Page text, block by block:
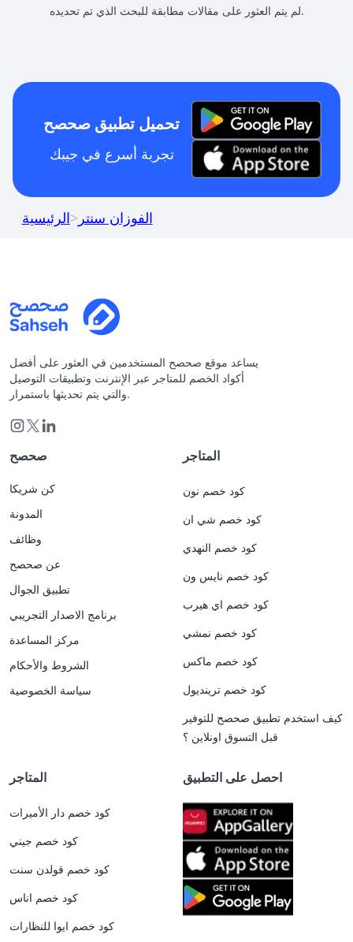
لم يتم العثور على مقالات مطابقة للبحث الذي تم تحديده.
تحميل تطبيق صحصح
تجربة أسرع في جيبك
الرئيسية> الفوزان سنتر
يساعد موقع صحصح المستخدمين في العثور على أفضل
أكواد الخصم للمتاجر عبر الإنترنت وتطبيقات التوصيل
والتي يتم تحديثها باستمرار.
صحصح
كن شريكا
المدونة
وظائف
عن صحصح
تطبيق الجوال
برنامج الاصدار التجريبي
مركز المساعدة
الشروط والأحكام
سياسة الخصوصية
المتاجر
كود خصم نون
كود خصم شي ان
كود خصم النهدي
كود خصم نايس ون
كود خصم اي هيرب
كود خصم نمشي
كود خصم ماكس
كود خصم ترينديول
كيف استخدم تطبيق صحصح للتوفير
قبل التسوق اونلاين ؟
المتاجر
كود خصم دار الأميرات
كود خصم جيني
كود خصم قولدن سنت
كود خصم اناس
كود خصم ايوا للنظارات
احصل على التطبيق